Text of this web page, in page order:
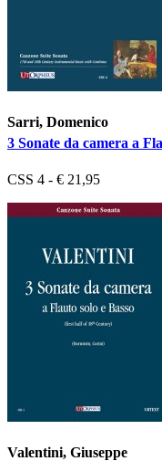
Sarri, Domenico
3 Sonate da camera a
CSS 4 - € 21,95
Valentini, Giuseppe